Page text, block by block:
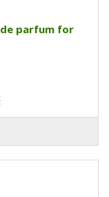
de parfum for